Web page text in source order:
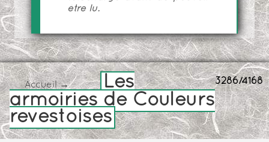
être lu.
3286/4168
Accueil→
Les
armoiries de Couleurs
revestoises